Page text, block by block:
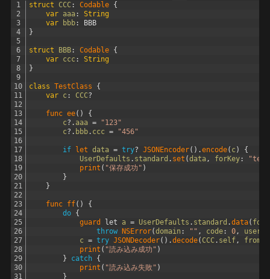
1
2
3
4
5
6
7
8
9
10
11
12
13
14
15
16
17
18
19
20
21
22
23
24
25
26
27
28
29
30
31
struct CCC : Codable {
var aaa :
String
var
bbb :
BBB
}
struct BBB : Codable {
var ccc :
String
}
class TestClass
{
var c : CCC?
func ee( )
{
c? . aaa =
"123"
c? . bbb . ccc = "456"
if let data = try? JSONEncoder( ) .encode( c)
{
UserDefaults . standard . set (data, forKey :
print ( "保存成功" )
}
}
func ff( )
{
do {
guard
let a = UserDefaults . standard .data(
throw
NSError(domain : "" , code : 0,
c = try JSONDecoder( ) .decode( CCC . self, from
print ( "読み込み成功" )
}
catch {
print ( "読み込み失敗" )
}